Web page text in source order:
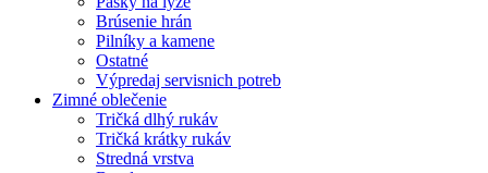
Brúsenie hrán
Pilníky a kamene
Ostatné
Výpredaj servisnich potreb
Zimné oblečenie
Tričká dlhý rukáv
Tričká krátky rukáv
Stredná vrstva